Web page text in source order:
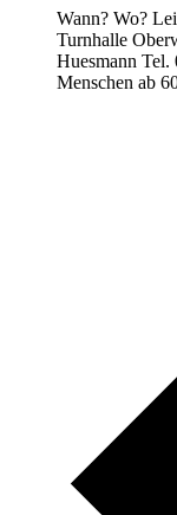
Wann? Wo?
Turnhalle
Huesmann Tel.
Menschen ab